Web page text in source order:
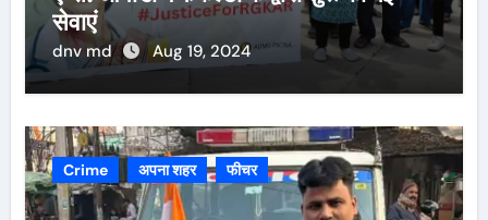
सेवाएं
dnv md Aug 19, 2024
Crime अपना शहर फीचर